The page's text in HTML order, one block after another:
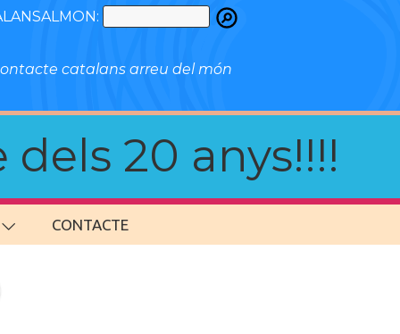
catalans arreu del món
20 anys!!!!
CONTACTE